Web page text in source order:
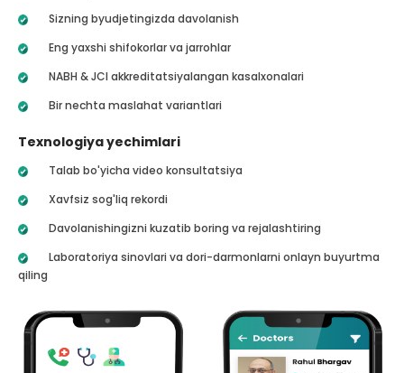
Sizning byudjetingizda davolanish
Eng yaxshi shifokorlar va jarrohlar
NABH & JCI akkreditatsiyalangan kasalxonalari
Bir nechta maslahat variantlari
Texnologiya yechimlari
Talab bo'yicha video konsultatsiya
Xavfsiz sog'liq rekordi
Davolanishingizni kuzatib boring va rejalashtiring
Laboratoriya sinovlari va dori-darmonlarni onlayn buyurtma
qiling